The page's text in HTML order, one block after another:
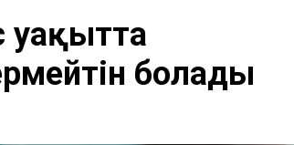
уақытта
болады